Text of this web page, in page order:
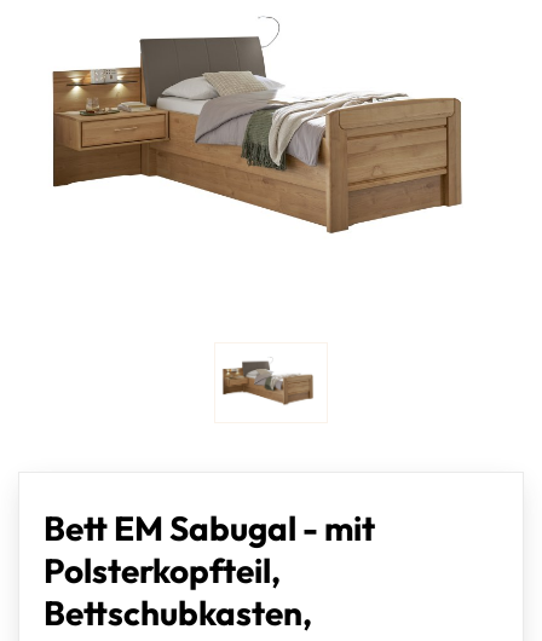
Bett EM Sabugal - mit
Polsterkopfteil,
Bettschubkasten,